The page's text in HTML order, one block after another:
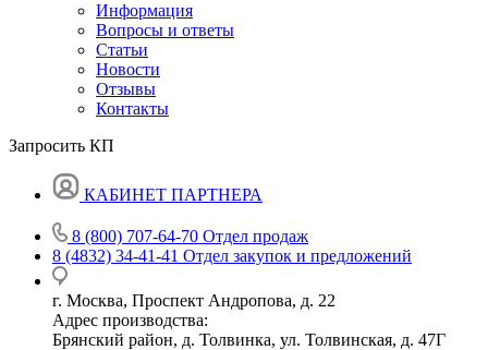
Информация
Вопросы и ответы
Статьи
Новости
Отзывы
Контакты
Запросить КП
КАБИНЕТ ПАРТНЕРА
8 (800) 707-64-70 Отдел продаж
8 (4832) 34-41-41 Отдел закупок и предложений
г. Москва, Проспект Андропова, д. 22
Адрес производства:
Брянский район, д. Толвинка, ул. Толвинская, д. 47Г